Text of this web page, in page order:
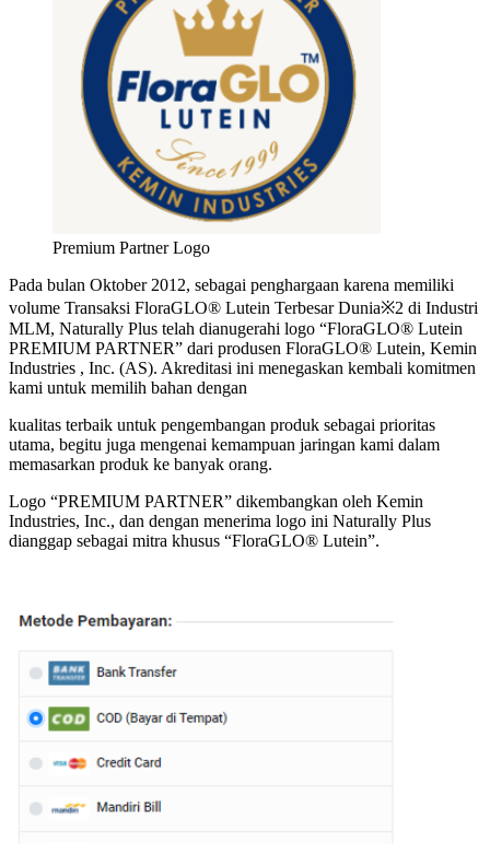
Premium Partner Logo
Pada bulan Oktober 2012, sebagai penghargaan karena memiliki
volume Transaksi FloraGLO® Lutein Terbesar Dunia※2 di Industri
MLM, Naturally Plus telah dianugerahi logo “FloraGLO® Lutein
PREMIUM PARTNER” dari produsen FloraGLO® Lutein, Kemin
Industries , Inc. (AS). Akreditasi ini menegaskan kembali komitmen
kami untuk memilih bahan dengan
kualitas terbaik untuk pengembangan produk sebagai prioritas
utama, begitu juga mengenai kemampuan jaringan kami dalam
memasarkan produk ke banyak orang.
Logo “PREMIUM PARTNER” dikembangkan oleh Kemin
Industries, Inc., dan dengan menerima logo ini Naturally Plus
dianggap sebagai mitra khusus “FloraGLO® Lutein”.